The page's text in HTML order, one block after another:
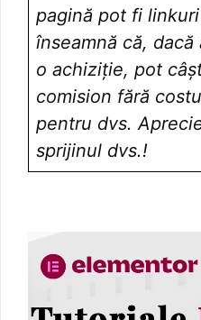
pagină pot fi
înseamnă că,
o achiziție, pot
comision fără
pentru dvs.
sprijinul dvs.!